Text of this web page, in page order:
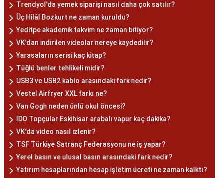
Trendyol'da yemek siparişi nasıl daha çok satılır?
Üç Hilâl Bozkurt ne zaman kuruldu?
Yeditpe akademik takvim ne zaman bitiyor?
VK'dan indirilen videolar nereye kaydedilir?
Yarasaların serisi kaç kitap?
Tüğlü benler tehlikeli midir?
USB3 ve USB2 kablo arasındaki fark nedir?
Vestel Airfryer XXL farkı ne?
Van Gogh neden ünlü okul öncesi?
İDO Topçular Eskihisar arabalı vapur kaç dakika?
VK'da video nasıl izlenir?
TSF Türkiye Satranç Federasyonu ne iş yapar?
Yerel basın ve ulusal basın arasındaki fark nedir?
Yatırım hesaplarından hesap işletim ücreti ne zaman kalktı?